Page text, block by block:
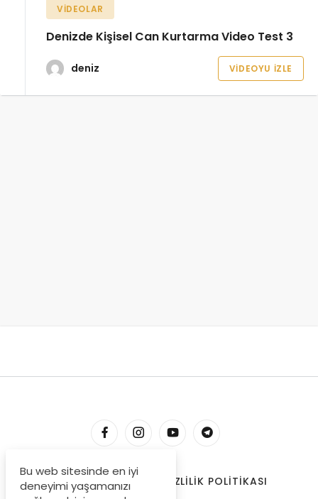
VIDEOLAR
Denizde Kişisel Can Kurtarma Video Test 3
deniz VIDEOYU İZLE
HESABIM İLETIŞIM
GIZLILIK POLITIKASI
Bu web sitesinde en iyi
deneyimi yaşamanızı